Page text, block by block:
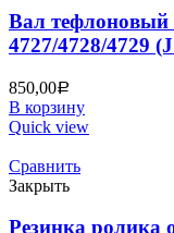
Вал тефлоновый
4727/4728/4729
850,00Р
В корзину
Quick view
Сравнить
Закрыть
Резинка ролика